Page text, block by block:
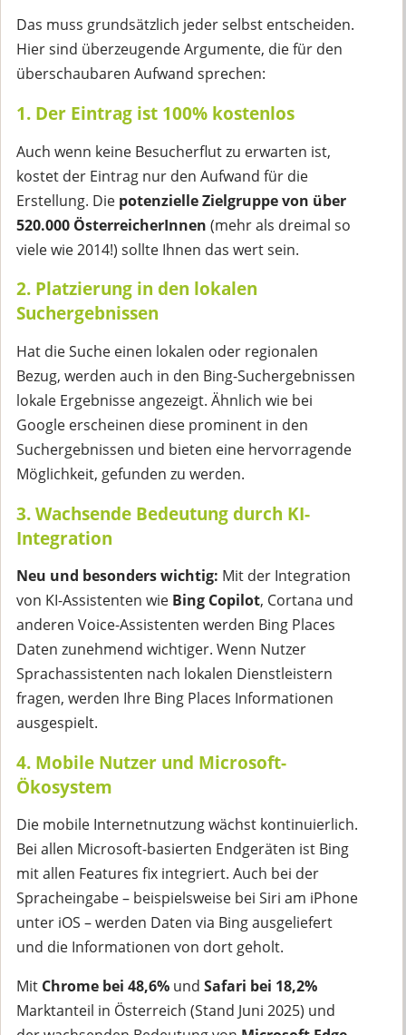
Das muss grundsätzlich jeder selbst entscheiden.
Hier sind überzeugende Argumente, die für den
überschaubaren Aufwand sprechen:
1. Der Eintrag ist 100% kostenlos
Auch wenn keine Besucherflut zu erwarten ist,
kostet der Eintrag nur den Aufwand für die
Erstellung. Die potenzielle Zielgruppe von über
520.000 ÖsterreicherInnen (mehr als dreimal so
viele wie 2014!) sollte Ihnen das wert sein.
2. Platzierung in den lokalen
Suchergebnissen
Hat die Suche einen lokalen oder regionalen
Bezug, werden auch in den Bing-Suchergebnissen
lokale Ergebnisse angezeigt. Ähnlich wie bei
Google erscheinen diese prominent in den
Suchergebnissen und bieten eine hervorragende
Möglichkeit, gefunden zu werden.
3. Wachsende Bedeutung durch KI-
Integration
Neu und besonders wichtig: Mit der Integration
von KI-Assistenten wie Bing Copilot, Cortana und
anderen Voice-Assistenten werden Bing Places
Daten zunehmend wichtiger. Wenn Nutzer
Sprachassistenten nach lokalen Dienstleistern
fragen, werden Ihre Bing Places Informationen
ausgespielt.
4. Mobile Nutzer und Microsoft-
Ökosystem
Die mobile Internetnutzung wächst kontinuierlich.
Bei allen Microsoft-basierten Endgeräten ist Bing
mit allen Features fix integriert. Auch bei der
Spracheingabe – beispielsweise bei Siri am iPhone
unter iOS – werden Daten via Bing ausgeliefert
und die Informationen von dort geholt.
Mit Chrome bei 48,6% undSafari bei 18,2%
Marktanteil in Österreich (Stand Juni 2025) und